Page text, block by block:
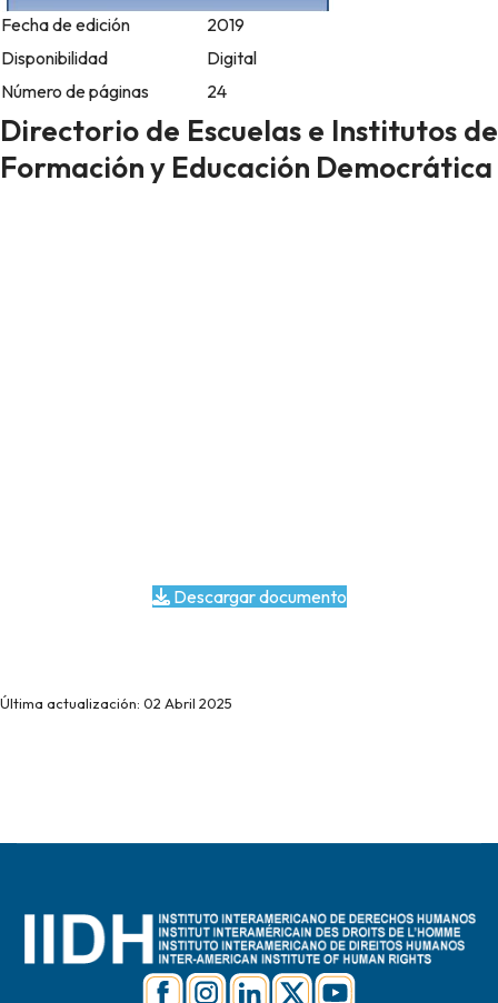
Fecha de edición
2019
Disponibilidad
Digital
Número de páginas
24
Directorio de Escuelas e Institutos de
Formación y Educación Democrática
Descargar documento
Última actualización: 02 Abril 2025